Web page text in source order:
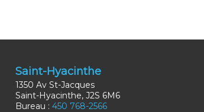
Saint-Hyacinthe
1350 Av St-Jacques
Saint-Hyacinthe, J2S 6M6
Bureau :450 768-2566